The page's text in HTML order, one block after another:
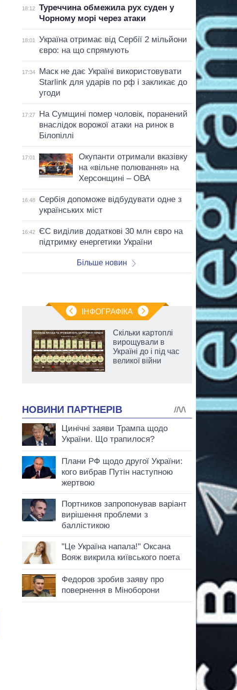
18:12
Туреччина обмежила рух суден у
Чорному морі через атаки
18:01
Україна отримає від Сербії 2 мільйони
євро: на що спрямують
17:34
Маск не дає Україні використовувати
Starlink для ударів по рф і закликає до
угоди
17:27
На Сумщині помер чоловік, поранений
внаслідок ворожої атаки на ринок в
Білопіллі
17:01
Окупанти отримали вказівку
на «вільне полювання» на
Херсонщині – ОВА
16:48
Сербія допоможе відбудувати одне з
українських міст
16:42
ЄС виділив додаткові 30 млн євро на
підтримку енергетики України
Більше новин
ІНФОГРАФІКА
Скільки картоплі
вирощували в
Україні до і під час
великої війни